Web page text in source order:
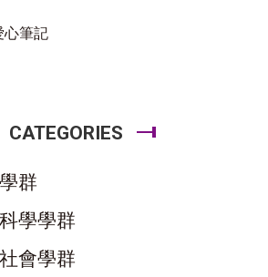
心筆記
CATEGORIES
群
學學群
會學群